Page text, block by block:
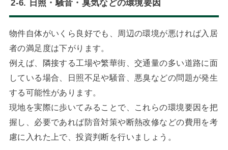
2-6. 日照・騒音・臭気などの環境要因
物件自体がいくら良好でも、周辺の環境が悪ければ入居
者の満足度は下がります。
例えば、隣接する工場や繁華街、交通量の多い道路に面
している場合、日照不足や騒音、悪臭などの問題が発生
する可能性があります。
現地を実際に歩いてみることで、これらの環境要因を把
握し、必要であれば防音対策や断熱改修などの費用を考
慮に入れた上で、投資判断を行いましょう。